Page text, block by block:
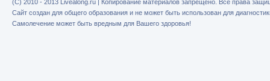
(C) 2010 - 2013 Livealong.ru | Копирование материалов запрещено. Все права
Сайт создан для общего образования и не может быть использован для
Самолечение может быть вредным для Вашего здоровья!